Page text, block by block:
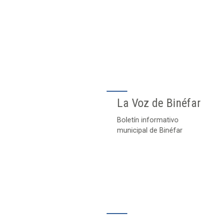
La Voz de Binéfar
Boletín informativo
municipal de Binéfar